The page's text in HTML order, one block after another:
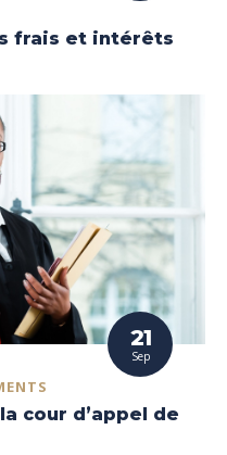
frais et intérêts
21
Sep
cour d’appel de